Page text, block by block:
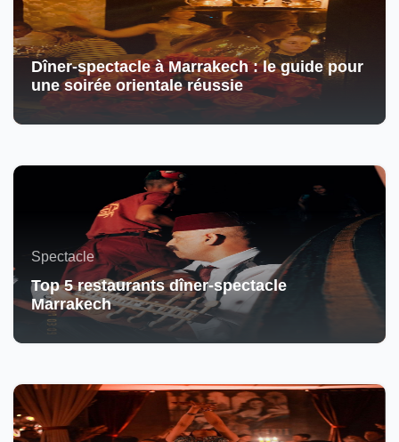
Dîner-spectacle à Marrakech : le guide pour
une soirée orientale réussie
Spectacle
Top 5 restaurants dîner-spectacle
Marrakech